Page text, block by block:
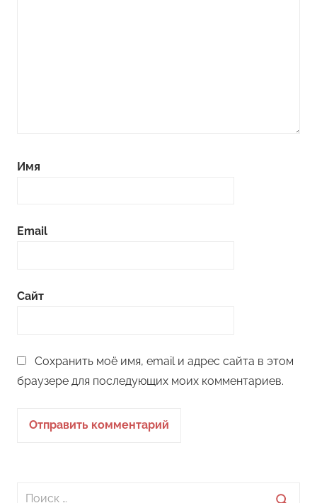
Имя
Email
Сайт
Сохранить моё имя, email и адрес сайта в этом
браузере для последующих моих комментариев.
Поиск